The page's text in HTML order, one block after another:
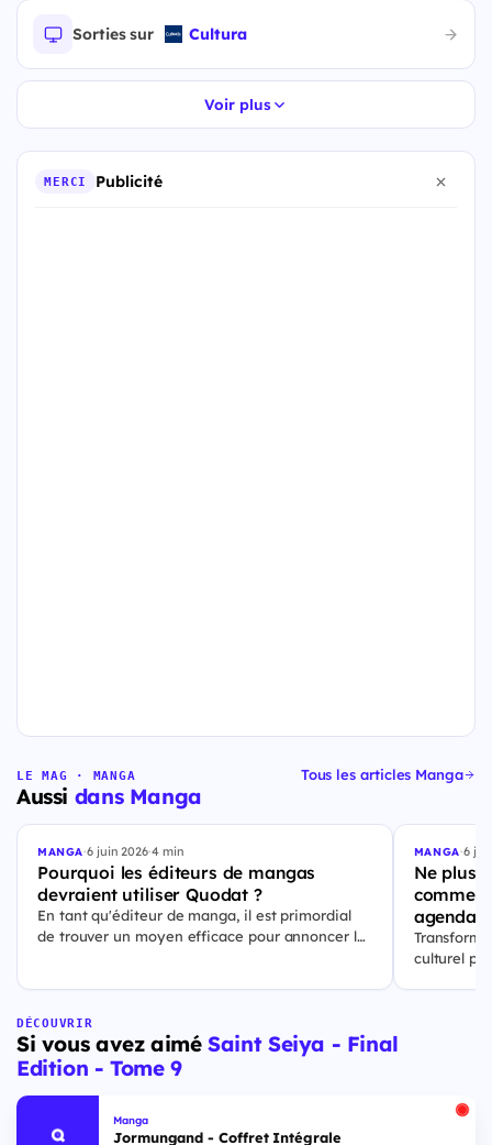
Sorties sur Cultura
Voir plus
MERCI Publicité
LE MAG · MANGA
Aussi dans Manga
Tous les articles Manga
MANGA·6 juin 2026·4 min
Pourquoi les éditeurs de mangas
devraient utiliser Quodat ?
En tant qu'éditeur de manga, il est primordial
de trouver un moyen efficace pour annoncer les
MANGA·6
Ne plus
agenda
culturel
DÉCOUVRIR
Si vous avez aiméSaint Seiya - Final
Edition - Tome 9
Manga
Jormungand - Coffret Intégrale